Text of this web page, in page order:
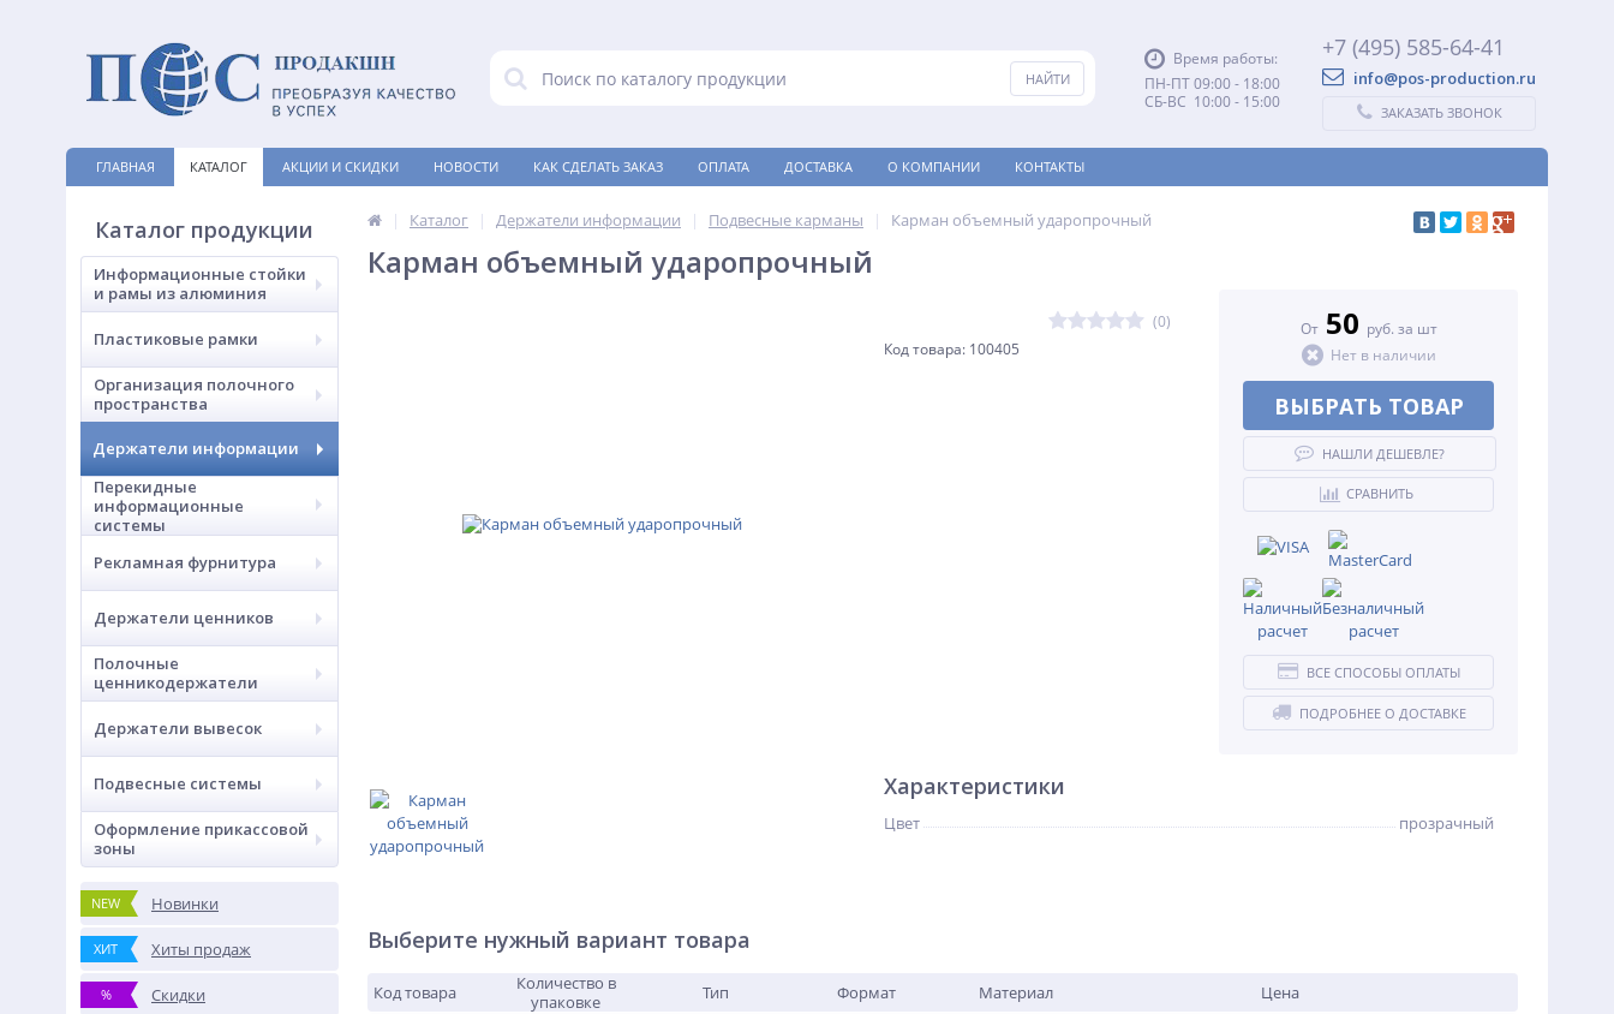
Время работы:
ПН-ПТ 09:00 - 18:00
СБ-ВС 10:00 - 15:00
+7 (495) 585-64-41
info@pos-production.ru
ЗАКАЗАТЬ ЗВОНОК
ГЛАВНАЯ КАТАЛОГ АКЦИИ И СКИДКИ НОВОСТИ КАК СДЕЛАТЬ ЗАКАЗ ОПЛАТА ДОСТАВКА О КОМПАНИИ КОНТАКТЫ
Каталог продукции
Информационные стойки
и рамы из алюминия
Пластиковые рамки
Организация полочного
пространства
Держатели информации
Перекидные
информационные
системы
Рекламная фурнитура
Держатели ценников
Полочные
ценникодержатели
Держатели вывесок
Подвесные системы
Оформление прикассовой
зоны
NEW Новинки
ХИТ Хиты продаж
% Скидки
Каталог Держатели информации Подвесные карманы Карман объемный ударопрочный
Карман объемный ударопрочный
(0)
Код товара: 100405
От50 руб. за шт
Нет в наличии
ВЫБРАТЬ ТОВАР
НАШЛИ ДЕШЕВЛЕ?
СРАВНИТЬ
ВСЕ СПОСОБЫ ОПЛАТЫ
ПОДРОБНЕЕ О ДОСТАВКЕ
Характеристики
Цвет прозрачный
Выберите нужный вариант товара
Код товара
Количество в
упаковке
Тип Формат Материал Цена